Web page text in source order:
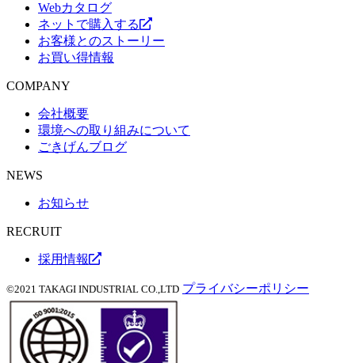
Webカタログ
ネットで購入する
お客様とのストーリー
お買い得情報
COMPANY
会社概要
環境への取り組みについて
ごきげんブログ
NEWS
お知らせ
RECRUIT
採用情報
©2021 TAKAGI INDUSTRIAL CO.,LTD プライバシーポリシー